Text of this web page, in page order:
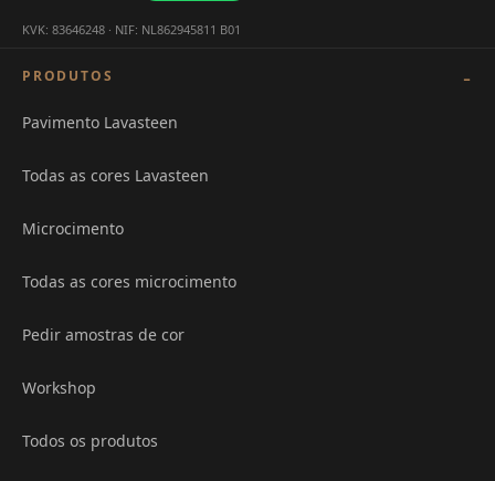
KVK: 83646248 · NIF: NL862945811 B01
PRODUTOS
Pavimento Lavasteen
Todas as cores Lavasteen
Microcimento
Todas as cores microcimento
Pedir amostras de cor
Workshop
Todos os produtos